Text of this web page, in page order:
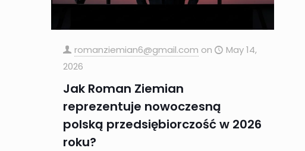
romanziemian6@gmail.com on
May 14,
2026
Jak Roman Ziemian
reprezentuje nowoczesną
polską przedsiębiorczość w 2026
roku?